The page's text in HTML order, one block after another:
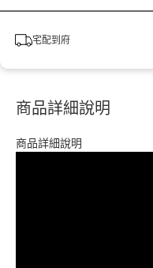
宅配到府
商品詳細說明
商品詳細說明